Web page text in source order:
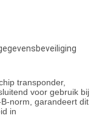
transponder,
voor gebruik bij
norm, garandeert dit
in